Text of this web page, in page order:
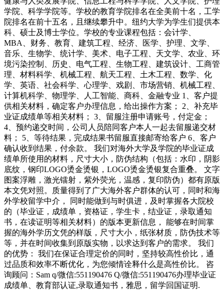
学院、科学学院等。学校的教育学院排名在全美前十名，工学
院排名在前十五名，且继续攀升中。纽约大学为学生们提供本
科、硕士及博士学位。学校的专业课程包括：会计学、
MBA、财务、教育、建筑工程、经济、医学、护理、文学、
音乐、生物学、统计学、美术、电子工程、天文学、农业、环
境污染控制、历史、电气工程、生物工程、建筑设计、工商管
理、材料科学、机械工程、航天工程、土木工程、数学、化
学、英语、社会科学、心理学、戏剧、市场营销、机械工程、
计算机科学、物理学、人工智能、商科、金融专业 1、客户提
供相关材料，确定客户办理信息，给出操作方案； 2、补充毕
业证成绩单等相关材料； 3、留服注册申请账号，付定金；
4、预约递交时间，公司人员陪同客户本人一起去留服递交材
料； 5、等待结果，完成结果书留服直接邮寄给客户 6、客户
确认收到结果，付余款。 我们对海外大学及学院的毕业证成
绩单所使用的材料，尺寸大小，防伪结构（包括：水印，阴影
底纹，钢印LOGO烫金烫银，LOGO烫金烫银复合重叠。 文字
图案浮雕，激光镭射，紫外荧光，温感，复印防伪）都有原版
本文凭对照。质量得到了广大海外客户群体的认可，同时和海
外学校留学中介， 同时能做到与时俱进，及时掌握各大院校
的（毕业证，成绩单，资格证，学生卡，结业证，录取通知
书，在读证明等相关材料）的版本更新信息， 能够在时间掌
握的海外学历文凭的样版，尺寸大小，纸张材质，防伪技术等
等，并在时间收集到原版实物，以求达到客户的需求。 我们
的优势： 我们在保证合理定价的同时，坚持较高性价比，通
过品质和效率不断优化，为您倾情诠释什么是高性价比。 咨
询顾问：Sam q/微信:551190476 Q/微信:551190476办理毕业证
成绩单、教育部认证,录取通知书，雅思，留学回国证明.